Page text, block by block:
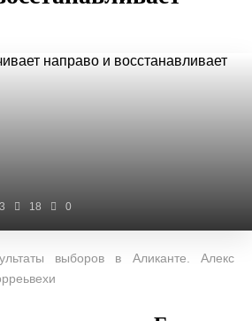
18 0
выборов в Аликанте. Алекс